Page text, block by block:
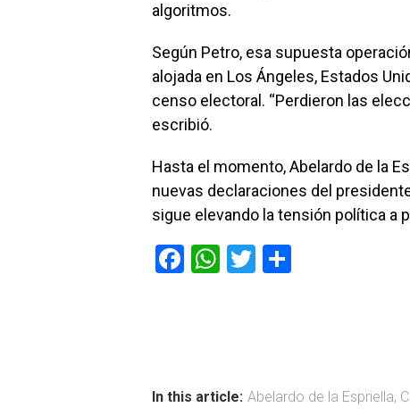
algoritmos.
Según Petro, esa supuesta
alojada en Los Ángeles, Estados
censo electoral. “Perdieron las
escribió.
Hasta el momento, Abelardo de la
nuevas declaraciones del
sigue elevando la tensión política a
F
ok
W
p
T
tir
In this article: Abelardo de la Espriella,